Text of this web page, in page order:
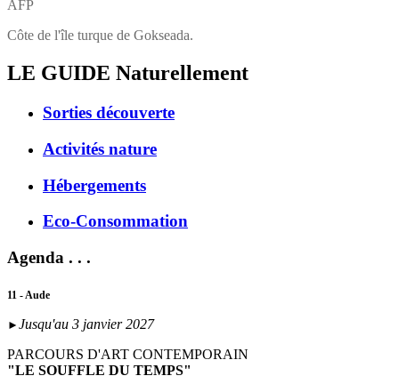
AFP
Côte de l'île turque de Gokseada.
LE GUIDE Naturellement
Sorties découverte
Activités nature
Hébergements
Eco-Consommation
Agenda . . .
11 - Aude
► Jusqu'au 3 janvier 2027
PARCOURS D'ART CONTEMPORAIN
"LE SOUFFLE DU TEMPS"